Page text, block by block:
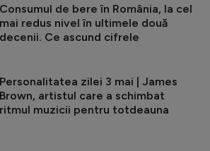
Consumul de bere în România, la cel
mai redus nivel în ultimele două
decenii. Ce ascund cifrele
Personalitatea zilei 3 mai | James
Brown, artistul care a schimbat
ritmul muzicii pentru totdeauna